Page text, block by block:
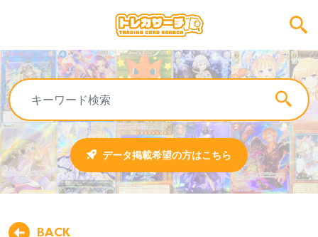
データ掲載希望の方はこちら
BACK